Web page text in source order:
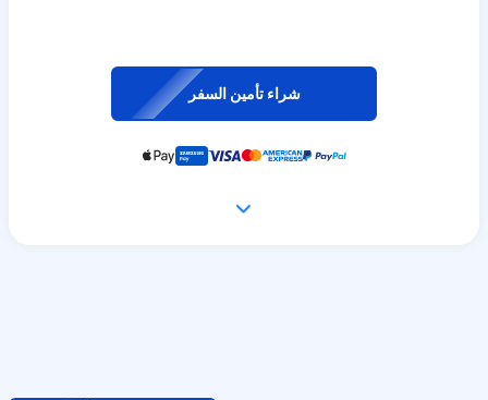
شراء تأمين السفر